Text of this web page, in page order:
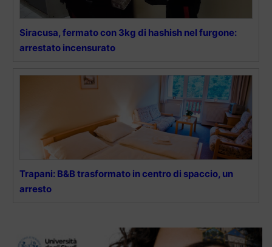
Siracusa, fermato con 3kg di hashish nel furgone:
arrestato incensurato
Trapani: B&B trasformato in centro di spaccio, un
arresto